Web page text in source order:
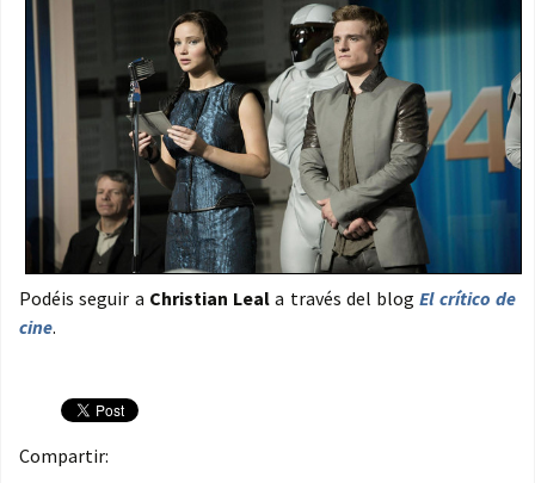
Podéis seguir a Christian Leal a través del blogEl crítico de
cine.
Compartir: